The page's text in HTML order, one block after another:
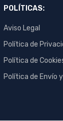
POLÍTICAS:
Aviso Legal
Política de
Política de
Política de Envío